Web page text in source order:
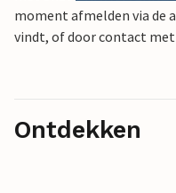
moment afmelden via de
vindt, of door contact met
Ontdekken